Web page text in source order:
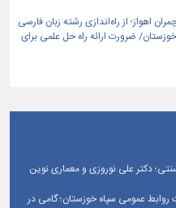
اهواز؛ از راه‌اندازی رشته زبان فارسی
خوزستان/ ضرورت ارائه راه حل علمی برای
دکتر علی نوروزی و معماری نوین
عمومی سپاه خوزستان؛ گامی در